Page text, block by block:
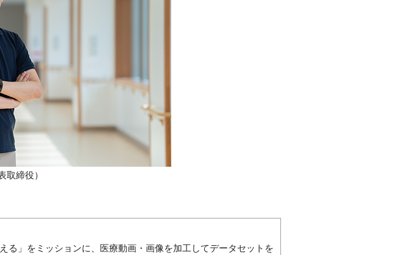
取締役）
る」をミッションに、医療動画・画像を加工してデータセットを